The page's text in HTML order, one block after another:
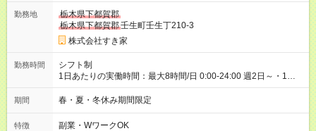
じです。 試用期間の実態は30日（※条件変更なし）ですが、切
り上げで一ヶ月とさせていただきます。 研修制度あり：15時間
(研修中も同時給）
勤務地
栃木県下都賀郡
栃木県下都賀郡壬生町壬生丁210-3
株式会社すき家
勤務時間
シフト制
1日あたりの実働時間：最大8時間/日 0:00-24:00 週2日～・1日
2h～OK ＜シフト例＞ 〇朝帯 5:00-9:00 〇昼帯 9:00-14:00 〇午
後帯 14:00-18:00 〇夜帯 18:00-22:00 〇深夜帯 22:00-翌5:00 基
ます♪
期間 春・夏・冬休み期間限定
特徴 副業・WワークOK